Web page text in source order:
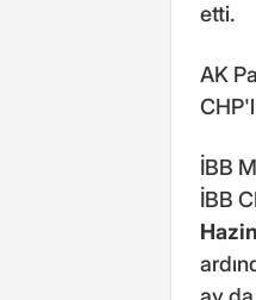
etti.
AK
İBB
İBB